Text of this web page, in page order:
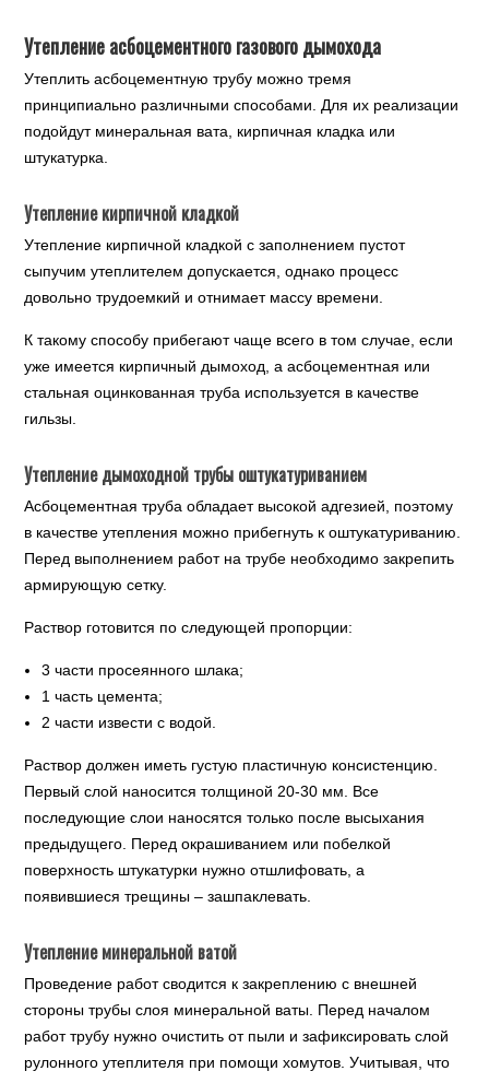
Утепление асбоцементного газового дымохода
Утеплить асбоцементную трубу можно тремя
принципиально различными способами. Для их реализации
подойдут минеральная вата, кирпичная кладка или
штукатурка.
Утепление кирпичной кладкой
Утепление кирпичной кладкой с заполнением пустот
сыпучим утеплителем допускается, однако процесс
довольно трудоемкий и отнимает массу времени.
К такому способу прибегают чаще всего в том случае, если
уже имеется кирпичный дымоход, а асбоцементная или
стальная оцинкованная труба используется в качестве
гильзы.
Утепление дымоходной трубы оштукатуриванием
Асбоцементная труба обладает высокой адгезией, поэтому
в качестве утепления можно прибегнуть к оштукатуриванию.
Перед выполнением работ на трубе необходимо закрепить
армирующую сетку.
Раствор готовится по следующей пропорции:
3 части просеянного шлака;
1 часть цемента;
2 части извести с водой.
Раствор должен иметь густую пластичную консистенцию.
Первый слой наносится толщиной 20-30 мм. Все
последующие слои наносятся только после высыхания
предыдущего. Перед окрашиванием или побелкой
поверхность штукатурки нужно отшлифовать, а
появившиеся трещины – зашпаклевать.
Утепление минеральной ватой
Проведение работ сводится к закреплению с внешней
стороны трубы слоя минеральной ваты. Перед началом
работ трубу нужно очистить от пыли и зафиксировать слой
рулонного утеплителя при помощи хомутов. Учитывая, что